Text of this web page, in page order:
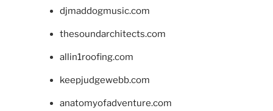
djmaddogmusic.com
thesoundarchitects.com
allin1roofing.com
keepjudgewebb.com
anatomyofadventure.com